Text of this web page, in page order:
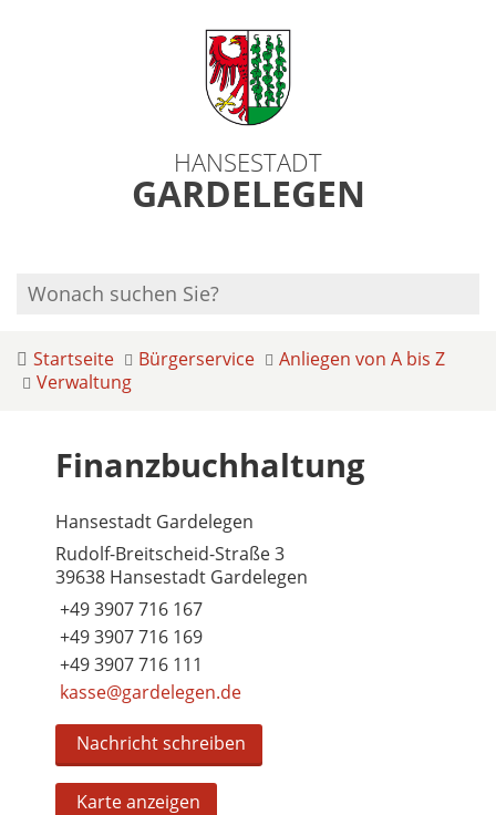
HANSESTADT
GARDELEGEN
Startseite Bürgerservice
Anliegen von A bis Z
Verwaltung
Finanzbuchhaltung
Hansestadt Gardelegen
Rudolf-Breitscheid-Straße 3
39638 Hansestadt Gardelegen
+49 3907 716 167
+49 3907 716 169
+49 3907 716 111
kasse@gardelegen.de
Nachricht schreiben
Karte anzeigen